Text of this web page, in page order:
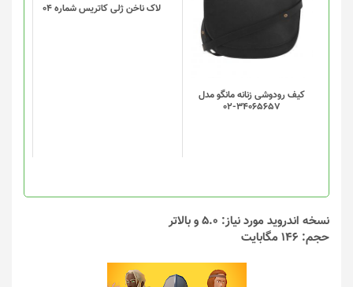
کیف رودوشی زنانه مانگو مدل
34065657-02
لاک ناخن ژلی کاتریس شماره 04
نسخه اندروید مورد نیاز: 5.0 و بالاتر
حجم: 146 مگابایت